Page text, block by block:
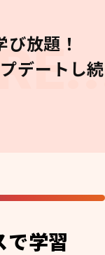
放題！
デートし続
で学習